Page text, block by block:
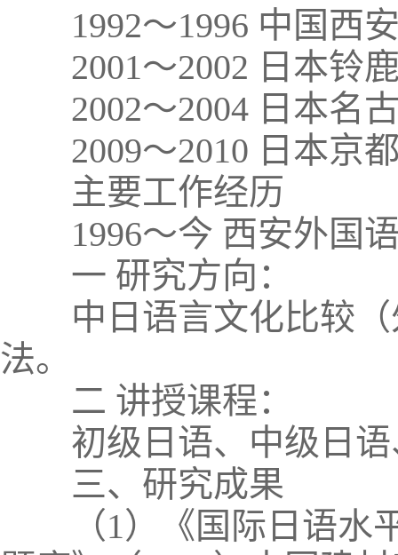
1992～1996 中国西
2001～2002 日本铃
2002～2004 日本名
2009～2010 日本京
主要工作经历
1996～今 西安外国
一 研究方向：
中日语言文化比较（
法。
二 讲授课程：
初级日语、中级日语
三、研究成果
（1）《国际日语水平